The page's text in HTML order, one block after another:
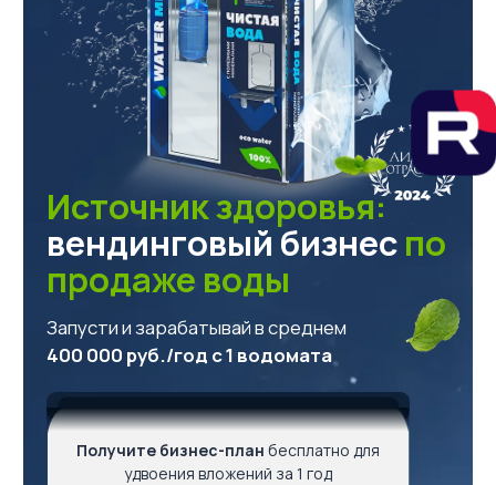
Акваматы фильтрованной воды
Акваматы с привозной водой
Модули розлива
Системы очистки воды
Источник здоровья:
вендинговый бизнеспо
продаже воды
Запусти и зарабатывай в среднем
400 000 руб./год с 1 водомата
Получите бизнес-план бесплатно для
удвоения вложений за 1 год